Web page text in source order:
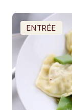
ENTRÉE